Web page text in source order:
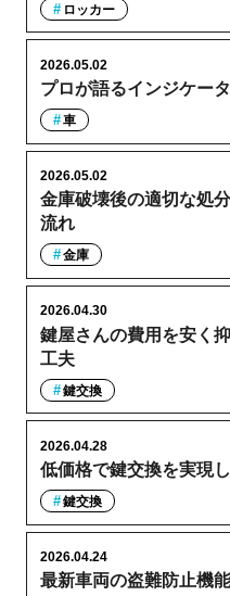
ロッカー
プロが語るインジケー
2026.05.02
車
金庫破壊後の適切な処
流れ
2026.05.02
金庫
鍵屋さんの費用を安く
工夫
2026.04.30
鍵交換
低価格で鍵交換を実現
2026.04.28
鍵交換
最新車両の盗難防止機
2026.04.24